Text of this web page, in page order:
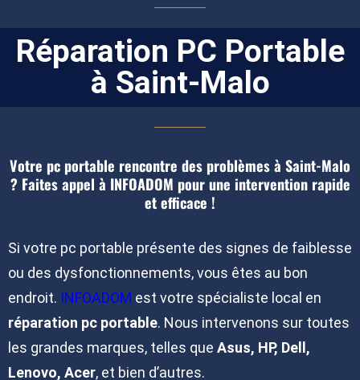
Réparation PC Portable
à Saint-Malo
Votre pc portable rencontre des problèmes à Saint-Malo
? Faites appel à INFOADOM pour une intervention rapide
et efficace !
Si votre pc portable présente des signes de faiblesse
ou des dysfonctionnements, vous êtes au bon
endroit. INFOADOM est votre spécialiste local en
réparation pc portable. Nous intervenons sur toutes
les grandes marques, telles que Asus, HP, Dell,
Lenovo, Acer, et bien d’autres.